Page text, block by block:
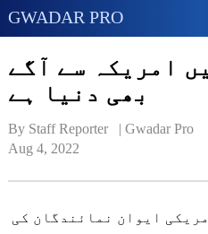
GWADAR PRO
امریکہ سے آگے
بھی دنیا ہے
By Staff Reporter   | Gwadar Pro
Aug 4, 2022